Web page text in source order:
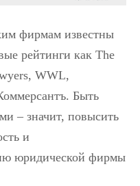
фирмам известны
рейтинги как The
WWL,
Быть
– значит, повысить
и
юридической фирмы